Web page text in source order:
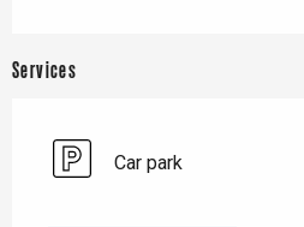
Services
Car park